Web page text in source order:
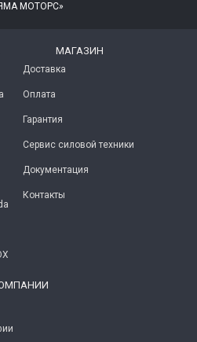
МОТОРС»
МАГАЗИН
Доставка
Оплата
Гарантия
Сервис силовой техники
Документация
Контакты